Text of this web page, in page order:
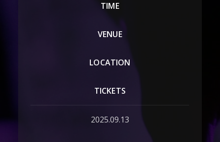
TIME
VENUE
LOCATION
TICKETS
2025.09.13